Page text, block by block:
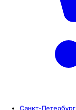
Санкт-Петербург